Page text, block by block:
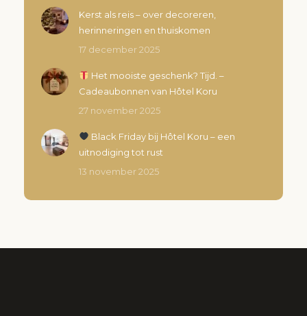
Kerst als reis – over decoreren,
herinneringen en thuiskomen
17 december 2025
Het mooiste geschenk? Tijd. –
Cadeaubonnen van Hôtel Koru
27 november 2025
Black Friday bij Hôtel Koru – een
uitnodiging tot rust
13 november 2025